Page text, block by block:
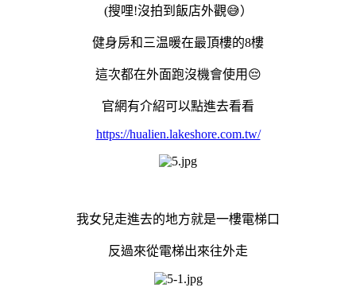
(搜哩!沒拍到飯店外觀😅）
健身房和三温暖在最頂樓的8樓
這次都在外面跑沒機會使用😔
官網有介紹可以點進去看看
https://hualien.lakeshore.com.tw/
我女兒走進去的地方就是一樓電梯口
反過來從電梯出來往外走